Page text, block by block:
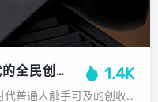
微信小店推客，社交电商时代的全民创收新机遇，微信小店推客，开启社交电商时代的全民创收新机遇 1.4K
，微信小店推客，正成为社交电商时代普通人触手可及的创收新机遇，它依托微信这一巨大流量池，让每个人都能通过分享微信小店中的商品链接，轻松扮演“推荐官”的角色，一旦分享促成购买，推客即可获得相应佣金，这种模式极大地降低了创业门槛...